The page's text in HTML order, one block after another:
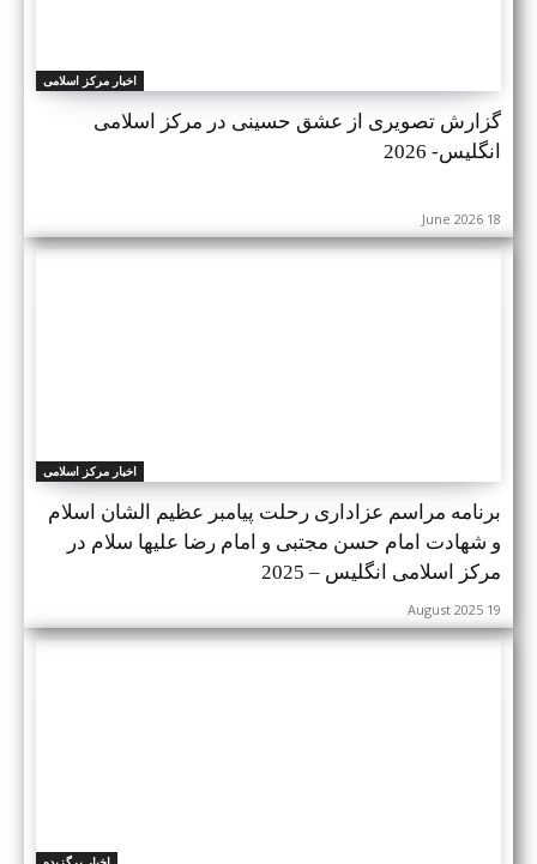
اخبار مرکز اسلامی
گزارش تصویری از عشق حسینی در مرکز اسلامی
انگلیس- 2026
18 June 2026
اخبار مرکز اسلامی
برنامه مراسم عزاداری رحلت پیامبر عظیم الشان اسلام
و شهادت امام حسن مجتبی و امام رضا علیها سلام در
مرکز اسلامی انگلیس – 2025
19 August 2025